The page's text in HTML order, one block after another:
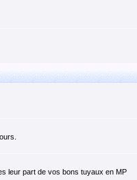
leur part de vos bons tuyaux en MP